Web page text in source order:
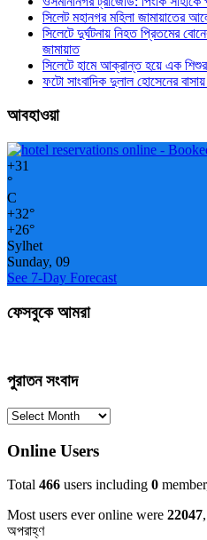
সিলেট মহানগর মহিলা জামায়াতের
সিলেটে দুর্ঘটনায় নিহত প্রিতমের
জামায়াত
সিলেটে হামে আক্রান্ত হয়ে এক
ফটো সাংবাদিক দুলাল হোসেনের
আবহাওয়া
+31
°
C
+32°
+26°
Sylhet
Sunday, 09
See 7-Day Forecast
ফেসবুকে আমরা
পুরাতন সংবাদ
পুরাতন
Online Users
Total 466 users including 0
Most users ever online were 22047
অপরাহ্ণ